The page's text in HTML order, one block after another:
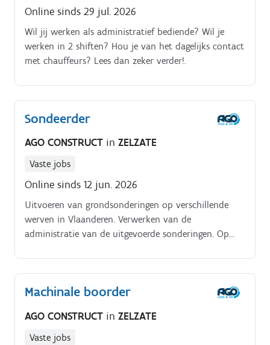
Online sinds 29 jul. 2026
Wil jij werken als administratief bediende? Wil je
werken in 2 shiften? Hou je van het dagelijks contact
met chauffeurs? Lees dan zeker verder!.
Sondeerder
AGO CONSTRUCT in ZELZATE
Vaste jobs
Online sinds 12 jun. 2026
Uitvoeren van grondsonderingen op verschillende
werven in Vlaanderen. Verwerken van de
administratie van de uitgevoerde sonderingen. Op
Machinale boorder
AGO CONSTRUCT in ZELZATE
Vaste jobs